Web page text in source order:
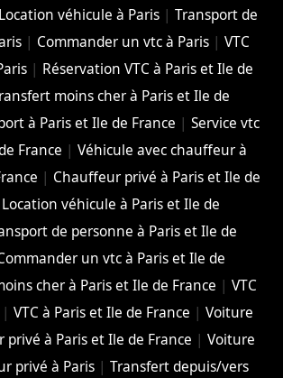
Location véhicule à Paris |Transport de
| Commander un vtc à Paris| VTC
| Réservation VTC à Paris et Ile de
moins cher à Paris et Ile de
à Paris et Ile de France |Service vtc
France |Véhicule avec chauffeur à
| Chauffeur privé à Paris et Ile de
Location véhicule à Paris et Ile de
de personne à Paris et Ile de
un vtc à Paris et Ile de
cher à Paris et Ile de France |VTC
|VTC à Paris et Ile de France |Voiture
privé à Paris et Ile de France |Voiture
privé à Paris| Transfert depuis/vers